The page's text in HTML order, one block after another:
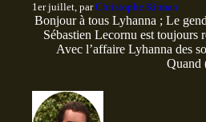
1er juillet, parChristophe Kirman
Bonjour à tous Lyhanna ; Le
Sébastien Lecornu est toujours
Avec l’affaire Lyhanna des